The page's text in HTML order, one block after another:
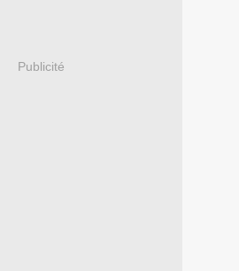
Publicité